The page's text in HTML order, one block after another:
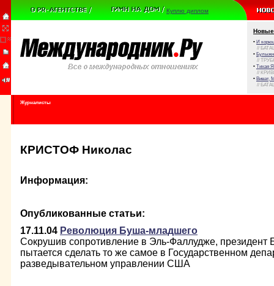
Куплю диплом
Новые
• И
//
•
//
• Тихая
//
• Виват,
//
Журналисты
КРИСТОФ Николас
Информация:
Опубликованные статьи:
17.11.04 Революция Буша-младшего
Сокрушив сопротивление в Эль-Фаллудже,
пытается сделать то же самое в Государственном
разведывательном управлении США